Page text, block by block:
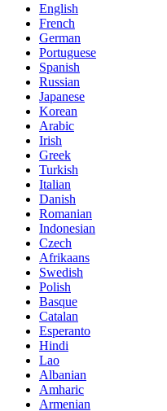
English
French
German
Portuguese
Spanish
Russian
Japanese
Korean
Arabic
Irish
Greek
Turkish
Italian
Danish
Romanian
Indonesian
Czech
Afrikaans
Swedish
Polish
Basque
Catalan
Esperanto
Hindi
Lao
Albanian
Amharic
Armenian